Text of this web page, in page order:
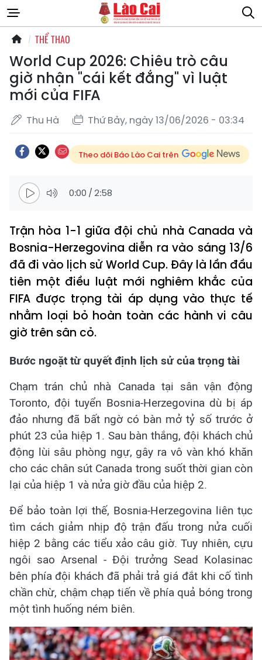
THỂ THAO
World Cup 2026: Chiêu trò câu
giờ nhận "cái kết đắng" vì luật
mới của FIFA
Thu Hà Thứ Bảy, ngày 13/06/2026 - 03:34
Theo dõi Báo Lào Cai trên
0:00 / 2:58
Trận hòa 1-1 giữa đội chủ nhà Canada và
Bosnia-Herzegovina diễn ra vào sáng 13/6
đã đi vào lịch sử World Cup. Đây là lần đầu
tiên một điều luật mới nghiêm khắc của
FIFA được trọng tài áp dụng vào thực tế
nhằm loại bỏ hoàn toàn các hành vi câu
giờ trên sân cỏ.
Bước ngoặt từ quyết định lịch sử của trọng tài
Chạm trán chủ nhà Canada tại sân vận động
Toronto, đội tuyển Bosnia-Herzegovina dù bị áp
đảo nhưng đã bất ngờ có bàn mở tỷ số trước ở
phút 23 của hiệp 1. Sau bàn thắng, đội khách chủ
động lùi sâu phòng ngự, gây ra vô vàn khó khăn
cho các chân sút Canada trong suốt thời gian còn
lại của hiệp 1 và nửa giờ đầu của hiệp 2.
Để bảo toàn lợi thế, Bosnia-Herzegovina liên tục
tìm cách giảm nhịp độ trận đấu trong nửa cuối
hiệp 2 bằng các tiểu xảo câu giờ. Tuy nhiên, cựu
ngôi sao Arsenal - Đội trưởng Sead Kolasinac
bên phía đội khách đã phải trả giá đắt khi cố tình
chần chừ, chậm chạp tiến về phía quả bóng trong
một tình huống ném biên.